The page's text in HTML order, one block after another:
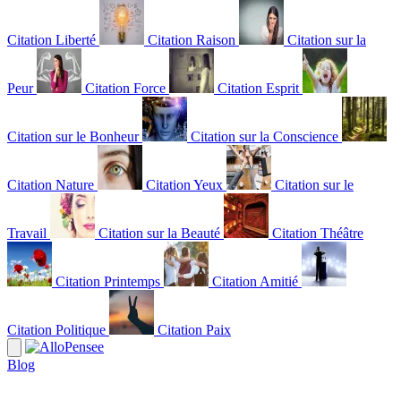
Citation Liberté Citation Raison Citation sur la
Peur Citation Force Citation Esprit
Citation sur le Bonheur Citation sur la Conscience
Citation Nature Citation Yeux Citation sur le
Travail Citation sur la Beauté Citation Théâtre
Citation Printemps Citation Amitié
Citation Politique Citation Paix
Blog